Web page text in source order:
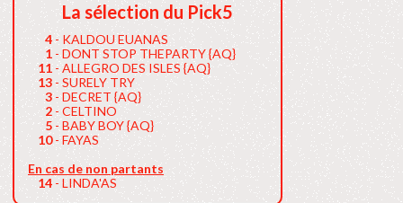
La sélection du Pick5
4- KALDOU EUANAS
1- DONT STOP THEPARTY {AQ}
11- ALLEGRO DES ISLES {AQ}
13- SURELY TRY
3- DECRET {AQ}
2- CELTINO
5- BABY BOY {AQ}
10- FAYAS
En cas de non partants
14- LINDA'AS